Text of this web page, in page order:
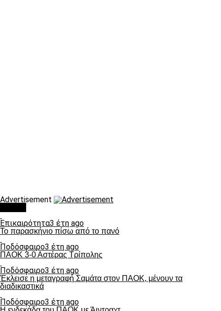
Advertisement
Επικαιρότητα3 έτη ago
Το παρασκήνιο πίσω από το πανό
Ποδόσφαιρο3 έτη ago
ΠΑΟΚ 3-0 Αστέρας Τρίπολης
Ποδόσφαιρο3 έτη ago
Έκλεισε η μεταγραφή Σαμάτα στον ΠΑΟΚ, μένουν τα
διαδικαστικά
Ποδόσφαιρο3 έτη ago